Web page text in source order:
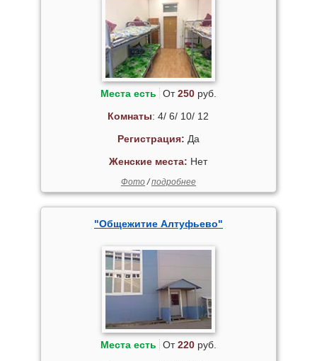
Места есть От250руб.
Комнаты: 4/ 6/ 10/ 12
Регистрация: Да
Женские места: Нет
Фото/подробнее
"Общежитие Алтуфьево"
Места есть От220руб.